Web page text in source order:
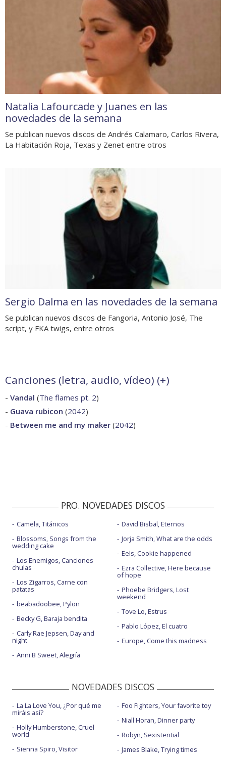
Natalia Lafourcade y Juanes en las
novedades de la semana
Se publican nuevos discos de Andrés Calamaro, Carlos Rivera,
La Habitación Roja, Texas y Zenet entre otros
Sergio Dalma en las novedades de la semana
Se publican nuevos discos de Fangoria, Antonio José, The
script, y FKA twigs, entre otros
Canciones (letra, audio, vídeo) (+)
- Vandal (The flames pt. 2)
- Guava rubicon (2042)
- Between me and my maker (2042)
PRO. NOVEDADES DISCOS
Camela, Titánicos
Blossoms, Songs from the
wedding cake
Los Enemigos, Canciones
chulas
Los Zigarros, Carne con
patatas
beabadoobee, Pylon
Becky G, Baraja bendita
Carly Rae Jepsen, Day and
night
Anni B Sweet, Alegría
David Bisbal, Eternos
Jorja Smith, What are the odds
Eels, Cookie happened
Ezra Collective, Here because
of hope
Phoebe Bridgers, Lost
weekend
Tove Lo, Estrus
Pablo López, El cuatro
Europe, Come this madness
NOVEDADES DISCOS
La La Love You, ¿Por qué me
miráis así?
Holly Humberstone, Cruel
world
Sienna Spiro, Visitor
Foo Fighters, Your favorite toy
Niall Horan, Dinner party
Robyn, Sexistential
James Blake, Trying times